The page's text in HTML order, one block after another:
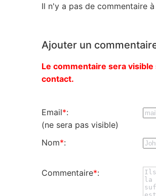
Il n'y a pas de commentaire
Ajouter un
Le commentaire sera
contact.
Email*:
(ne sera pas visible)
Nom*:
Commentaire*: